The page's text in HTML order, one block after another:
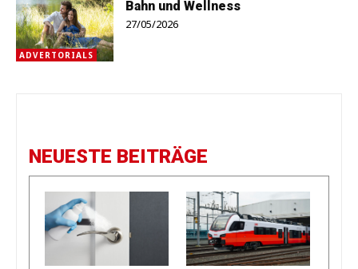
ADVERTORIALS
Bahn und Wellness
27/05/2026
NEUESTE BEITRÄGE